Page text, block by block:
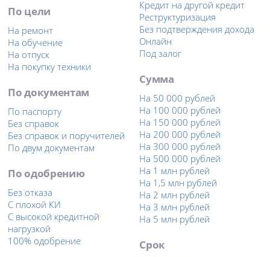
По цели
На ремонт
На обучение
На отпуск
На покупку техники
По документам
По паспорту
Без справок
Без справок и поручителей
По двум документам
По одобрению
Без отказа
С плохой КИ
С высокой кредитной
нагрузкой
100% одобрение
Кредит на другой кредит
Реструктуризация
Без подтверждения дохода
Онлайн
Под залог
Сумма
На 50 000 рублей
На 100 000 рублей
На 150 000 рублей
На 200 000 рублей
На 300 000 рублей
На 500 000 рублей
На 1 млн рублей
На 1,5 млн рублей
На 2 млн рублей
На 3 млн рублей
На 5 млн рублей
Срок